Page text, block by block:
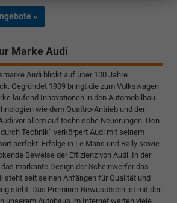
»
Marke Audi
Audi blickt auf über 100 Jahre
Gegründet 1909 bringt die zum Volkswagen
laufend Innovationen in den Automobilbau.
wie dem Quattro-Antrieb und der
vor allem auf technische Neuerungen. Den
Technik“ verkörpert Audi mit seinem
perfekt. Erfolge in Le Mans und Rally sowie
Beweise der Effizienz von Audi. In der
markante Design der Scheinwerfer das
steht seit seinen Anfängen für Qualität und
steht. Das Premium-Bewusstsein ist mit der
unserem Autohaus im Internet warten viele